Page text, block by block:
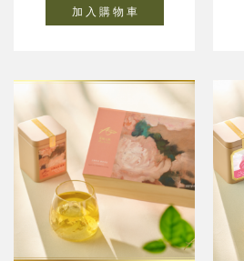
加 入 購 物 車